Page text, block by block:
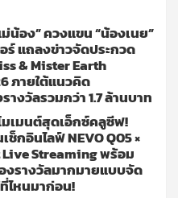
น้อง” ควงแขน “น้องเนย”
แถลงข่าวจัดประกวด
& Mister Earth
ภายใต้แนวคิด
รางวัลรวมกว่า 1.7 ล้านบาท
มเมนต์สุดเอ็กซ์คลูซีฟ!
กอินไลฟ์ NEVO Q05 ×
Streaming พร้อม
งรางวัลมากมายแบบจัด
ไหนมาก่อน!